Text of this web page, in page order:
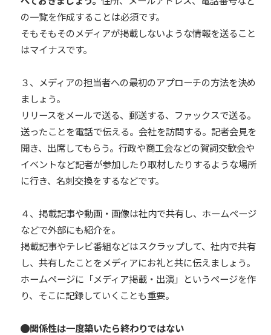
の一覧を作成することは必須です。
そもそもそのメディアが掲載しないような情報を送ること
はマイナスです。
３、メディアの担当者への最初のアプローチの方法を決め
ましょう。
リリースをメールで送る、郵送する、ファックスで送る。
送ったことを電話で伝える。会社を訪問する。記者会見を
開き、出席してもらう。行政や商工会などの賀詞交歓会や
イベントなど記者が参加したり取材したりするような場所
に行き、名刺交換をするなどです。
４、掲載記事や動画・画像は社内で共有し、ホームページ
などで外部にも紹介を。
掲載記事やテレビ番組などはスクラップして、社内で共有
し、共有したことをメディアにお礼と共に伝えましょう。
ホームページに「メディア掲載・出演」というページを作
り、そこに記録していくことも重要。
関係性は一度築いたら終わりではない